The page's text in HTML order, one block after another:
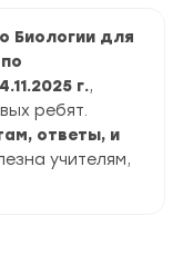
Биологии для
г.,
ребят.
ответы, и
учителям,